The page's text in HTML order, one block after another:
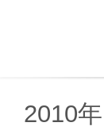
2010